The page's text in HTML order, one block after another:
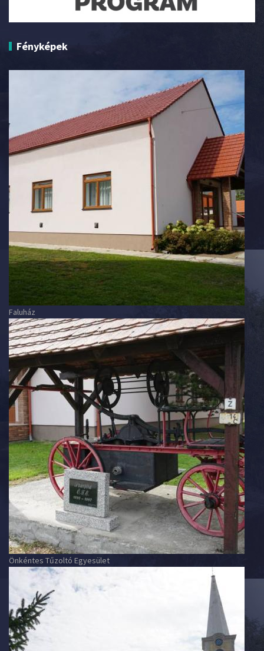
Fényképek
Faluház
Önkéntes Tűzoltó Egyesület